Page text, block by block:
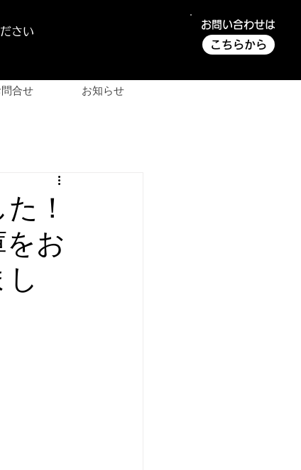
お問い合わせは
こちらから
さい
合せ お知らせ
！
お